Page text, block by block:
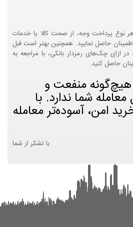
نوع پرداخت وجه، از صحت کالا یا خدمات
حاصل نمایید. همچنین بهتر است قبل
ازای چک‌های رمزدار بانکی، با مراجعه به
حاصل کنید.
منفعت و
شما ندارد. با
امن، آسوده‌تر معامله
با تشکر از شما